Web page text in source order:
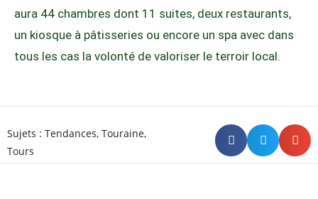
aura 44 chambres dont 11 suites, deux restaurants,
un kiosque à pâtisseries ou encore un spa avec dans
tous les cas la volonté de valoriser le terroir local.
Sujets : Tendances, Touraine,
Tours